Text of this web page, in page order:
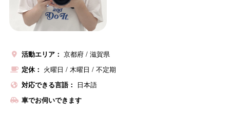
活動エリア： 京都府
滋賀県
定休： 火曜日 / 木曜日 / 不定期
対応できる言語： 日本語
車でお伺いできます